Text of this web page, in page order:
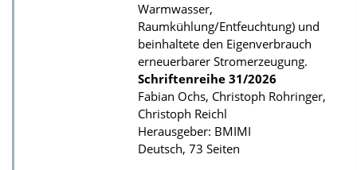
Warmwasser,
Raumkühlung/Entfeuchtung) und
beinhaltete den Eigenverbrauch
erneuerbarer Stromerzeugung.
Schriftenreihe 31/2026
Fabian Ochs, Christoph Rohringer,
Christoph Reichl
Herausgeber: BMIMI
Deutsch, 73 Seiten